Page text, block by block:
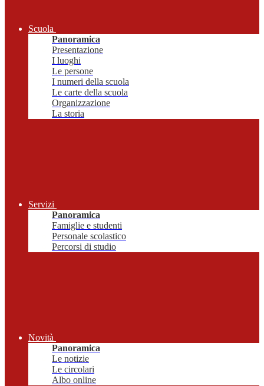
Scuola
Panoramica
Presentazione
I luoghi
Le persone
I numeri della scuola
Le carte della scuola
Organizzazione
La storia
Servizi
Panoramica
Famiglie e studenti
Personale scolastico
Percorsi di studio
Novità
Panoramica
Le notizie
Le circolari
Albo online